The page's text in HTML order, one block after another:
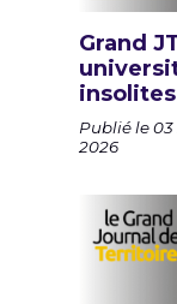
Grand
Publié le 03
2026